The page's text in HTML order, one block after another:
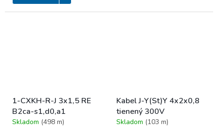
1-CXKH-R-J 3x1,5 RE
B2ca-s1,d0,a1
Skladom (498 m)
Kabel J-Y(St)Y 4x2x0,8
tienený 300V
Skladom (103 m)